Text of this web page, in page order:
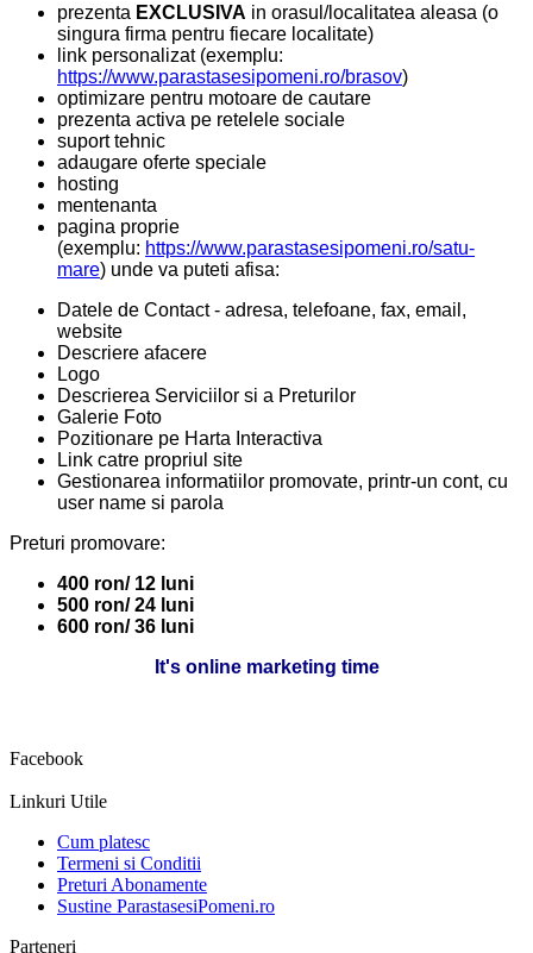
prezenta EXCLUSIVA in orasul/localitatea aleasa (o
singura firma pentru fiecare localitate)
link personalizat (exemplu:
https://www.parastasesipomeni.ro/brasov)
optimizare pentru motoare de cautare
prezenta activa pe retelele sociale
suport tehnic
adaugare oferte speciale
hosting
mentenanta
pagina proprie
(exemplu: https://www.parastasesipomeni.ro/satu-
mare) unde va puteti afisa:
Datele de Contact - adresa, telefoane, fax, email,
website
Descriere afacere
Logo
Descrierea Serviciilor si a Preturilor
Galerie Foto
Pozitionare pe Harta Interactiva
Link catre propriul site
Gestionarea informatiilor promovate, printr-un cont, cu
user name si parola
Preturi promovare:
400 ron/ 12 luni
500 ron/ 24 luni
600 ron/ 36 luni
It's online marketing time
Facebook
Linkuri Utile
Cum platesc
Termeni si Conditii
Preturi Abonamente
Sustine ParastasesiPomeni.ro
Parteneri